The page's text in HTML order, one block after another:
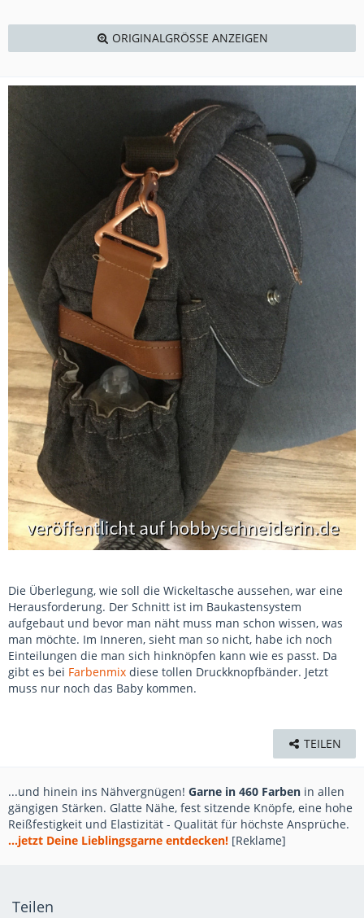
ORIGINALGRÖSSE ANZEIGEN
Die Überlegung, wie soll die Wickeltasche aussehen, war eine
Herausforderung. Der Schnitt ist im Baukastensystem
aufgebaut und bevor man näht muss man schon wissen, was
man möchte. Im Inneren, sieht man so nicht, habe ich noch
Einteilungen die man sich hinknöpfen kann wie es passt. Da
gibt es bei Farbenmix diese tollen Druckknopfbänder. Jetzt
muss nur noch das Baby kommen.
TEILEN
...und hinein ins Nähvergnügen! Garne in 460 Farben in allen
gängigen Stärken. Glatte Nähe, fest sitzende Knöpfe, eine hohe
Reißfestigkeit und Elastizität - Qualität für höchste Ansprüche.
...jetzt Deine Lieblingsgarne entdecken! [Reklame]
Teilen